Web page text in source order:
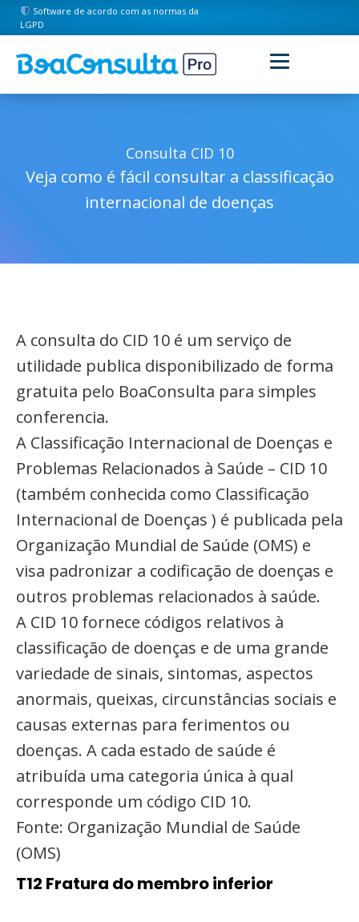
Software de acordo com as normas da
LGPD
Consulta CID 10
Veja como é fácil consultar a classificação
internacional de doenças
A consulta do CID 10 é um serviço de
utilidade publica disponibilizado de forma
gratuita pelo BoaConsulta para simples
conferencia.
A Classificação Internacional de Doenças e
Problemas Relacionados à Saúde – CID 10
(também conhecida como Classificação
Internacional de Doenças ) é publicada pela
Organização Mundial de Saúde (OMS) e
visa padronizar a codificação de doenças e
outros problemas relacionados à saúde.
A CID 10 fornece códigos relativos à
classificação de doenças e de uma grande
variedade de sinais, sintomas, aspectos
anormais, queixas, circunstâncias sociais e
causas externas para ferimentos ou
doenças. A cada estado de saúde é
atribuída uma categoria única à qual
corresponde um código CID 10.
Fonte: Organização Mundial de Saúde
(OMS)
T12 Fratura do membro inferior